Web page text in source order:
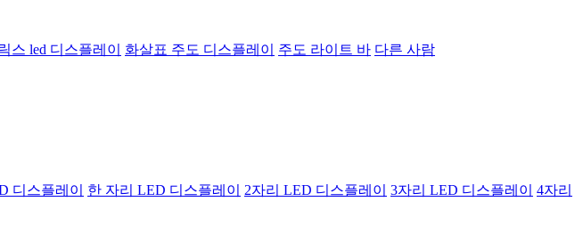
스 led 디스플레이 화살표 주도 디스플레이 주도 라이트 바 다른 사람
디스플레이 한 자리 LED 디스플레이 2자리 LED 디스플레이 3자리 LED 디스플레이
4자리